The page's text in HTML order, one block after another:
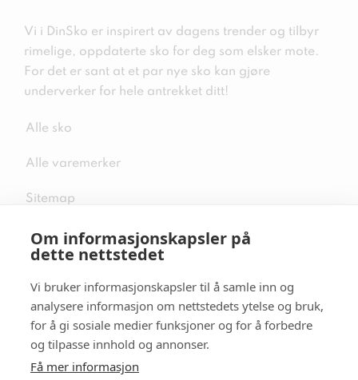
Om informasjonskapsler på
dette nettstedet
Vi bruker informasjonskapsler til å samle inn og
analysere informasjon om nettstedets ytelse og bruk,
for å gi sosiale medier funksjoner og for å forbedre
og tilpasse innhold og annonser.
Få mer informasjon
Vi i DinSko er inspirert av dagens trender og tilbyr
rimelige, oppdaterte sko for deg som elsker mote.
For det er sant at et par nye sko kan gjøre
underverker for hele antrekket ditt!
Alle sko
Alle varemerker
Sitemap
Følg oss i sosiale medier